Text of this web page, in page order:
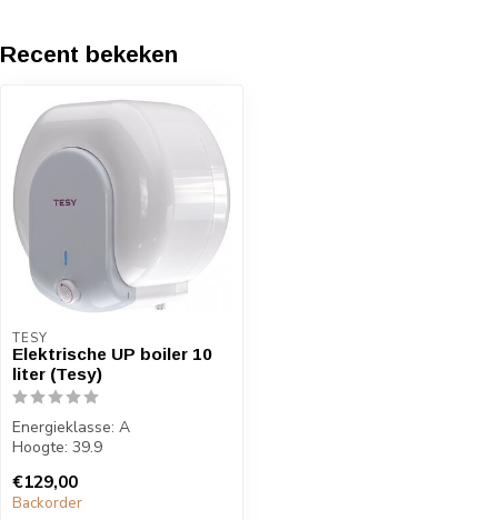
Recent bekeken
TESY
Elektrische UP boiler 10
liter (Tesy)
Energieklasse: A
Hoogte: 39.9
Diepte: 44.7
€129,00
Backorder